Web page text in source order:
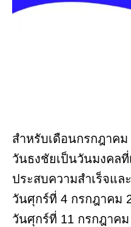
สำหรับเดือนกรกฎาค
วันธงชัยเป็นวันมงคลที่
ประสบความสำเร็จแ
วันศุกร์ที่ 4 กรกฎาคม
วันศุกร์ที่ 11 กรกฎาคม